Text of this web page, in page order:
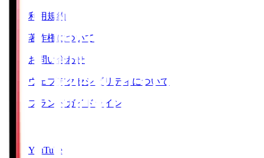
利用規約
著作権について
お問い合わせ
ウェブアクセシビリティについて
ブランドガイドライン
YouTube